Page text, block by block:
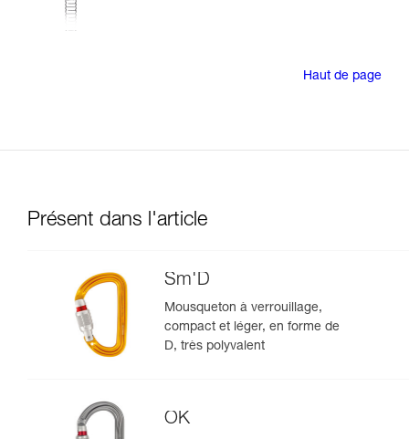
Haut de page
Présent dans l'article
Sm'D
Mousqueton à verrouillage,
compact et léger, en forme de
D, très polyvalent
OK